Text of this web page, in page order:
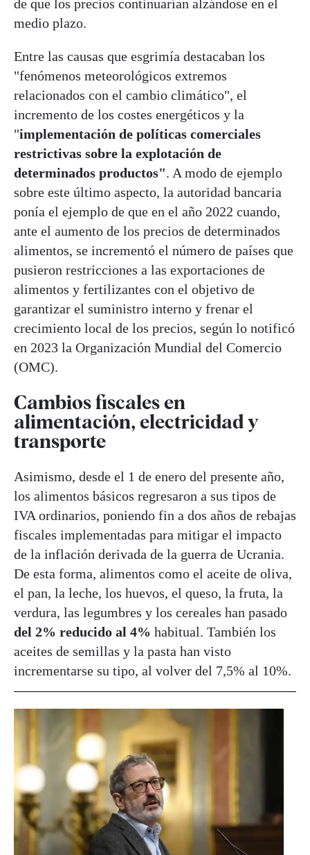
de que los precios continuarían alzándose en el
medio plazo.
Entre las causas que esgrimía destacaban los
"fenómenos meteorológicos extremos
relacionados con el cambio climático", el
incremento de los costes energéticos y la
"implementación de políticas comerciales
restrictivas sobre la explotación de
determinados productos". A modo de ejemplo
sobre este último aspecto, la autoridad bancaria
ponía el ejemplo de que en el año 2022 cuando,
ante el aumento de los precios de determinados
alimentos, se incrementó el número de países que
pusieron restricciones a las exportaciones de
alimentos y fertilizantes con el objetivo de
garantizar el suministro interno y frenar el
crecimiento local de los precios, según lo notificó
en 2023 la Organización Mundial del Comercio
(OMC).
Cambios fiscales en
alimentación, electricidad y
transporte
Asimismo, desde el 1 de enero del presente año,
los alimentos básicos regresaron a sus tipos de
IVA ordinarios, poniendo fin a dos años de rebajas
fiscales implementadas para mitigar el impacto
de la inflación derivada de la guerra de Ucrania.
De esta forma, alimentos como el aceite de oliva,
el pan, la leche, los huevos, el queso, la fruta, la
verdura, las legumbres y los cereales han pasado
del 2% reducido al 4% habitual. También los
aceites de semillas y la pasta han visto
incrementarse su tipo, al volver del 7,5% al 10%.